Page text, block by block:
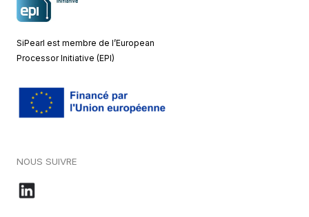
SiPearl est membre de l’European
Processor Initiative (EPI)
NOUS SUIVRE